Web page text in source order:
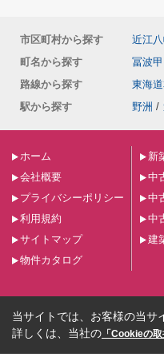
市区町村から探す 近江
町名から探す
冨波甲
路線から探す
東海
駅から探す
野洲 /
ホーム
会社概要
プライバシーポリシー
利用規約
サイトマップ
物件カタログ
新
中
中
中
建
当サイトでは、お客様の当サ
詳しくは、当社の 「Cookieの